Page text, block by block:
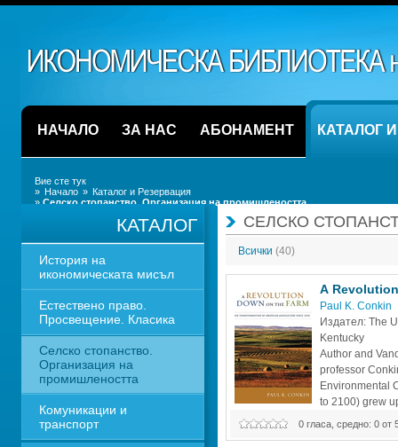
НАЧАЛО ЗА НАС АБОНАМЕНТ КАТАЛОГ
Вие сте тук
» Начало » Каталог и Резервация
» Селско стопанство. Организация на промишлеността
КАТАЛОГ
История на
икономическата мисъл
Естествено право.
Просвещение. Класика
Селско стопанство.
Организация на
промишлеността
Комуникации и
транспорт
СЕЛСКО
Всички (40)
A
Paul K. Conkin
Издател: The
Kentucky
Author and
professor
Environmental
to 2100) grew
in Tennessee,
0 гласа, средно: 0 от